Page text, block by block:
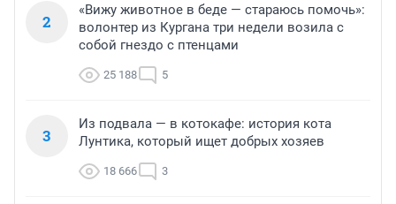
2
«Вижу животное в беде — стараюсь помочь»:
волонтер из Кургана три недели возила с
собой гнездо с птенцами
25 188 5
3
Из подвала — в котокафе: история кота
Лунтика, который ищет добрых хозяев
18 666 3